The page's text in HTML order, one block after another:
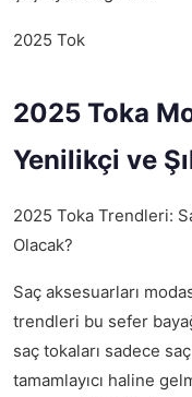
2025 Tok
2025 Toka
Yenilikçi ve
2025 Toka Trendleri:
Olacak?
Saç aksesuarları
trendleri bu sefer
saç tokaları sadece
tamamlayıcı haline